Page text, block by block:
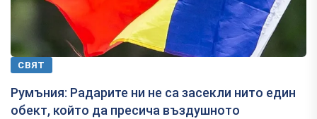
СВЯТ
Румъния: Радарите ни не са засекли нито един
обект, който да пресича въздушното